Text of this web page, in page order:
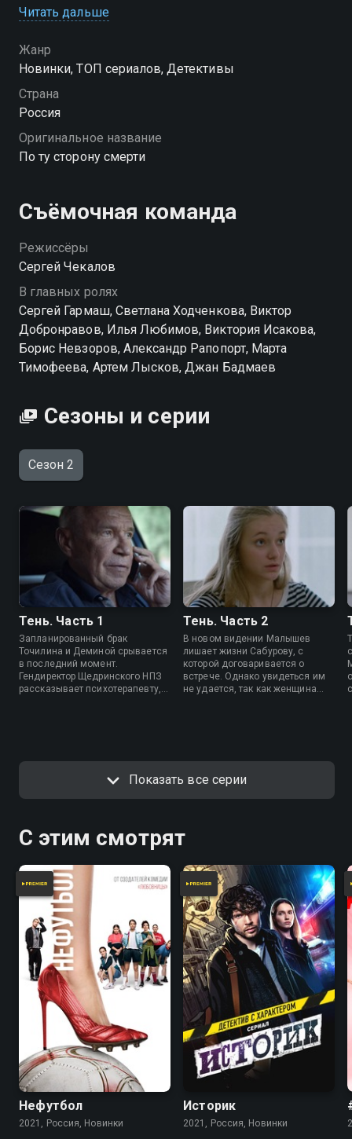
собирается уходить на заслуженный отдых. Но
исчезает тело, и улики не сходятся. Помощницей
Глеба становится Юлия Демина из Института мозга
— молодая, принципиальная и слишком прямая. Им
сложно понять друг друга, но когда в деле
сообща. А у расследования всё больше странных
нитей, ведущих в самые неожиданные стороны. «По
смерти вы можете совершенно бесплатно в
хорошем HD качестве на Смотрёшке
Читать дальше
Жанр
Новинки, ТОП сериалов, Детективы
Страна
Россия
Оригинальное название
По ту сторону смерти
Съёмочная команда
Режиссёры
Сергей Чекалов
В главных ролях
Сергей Гармаш, Светлана Ходченкова, Виктор
Добронравов, Илья Любимов, Виктория Исакова,
Борис Невзоров, Александр Рапопорт, Марта
Тимофеева, Артем Лысков, Джан Бадмаев
Сезоны и серии
Сезон 2
Тень. Часть 1
Запланированный брак
Точилина и Деминой срывается
в последний момент.
Гендиректор Щедринского НПЗ
рассказывает психотерапевту,
Тень. Часть 2
В новом видении Малышев
лишает жизни Сабурову, с
которой договаривается о
встрече. Однако увидеться им
не удается, так как женщина
Показать все серии
С этим смотрят
Нефутбол
2021, Россия, Новинки
Историк
2021, Россия, Новинки